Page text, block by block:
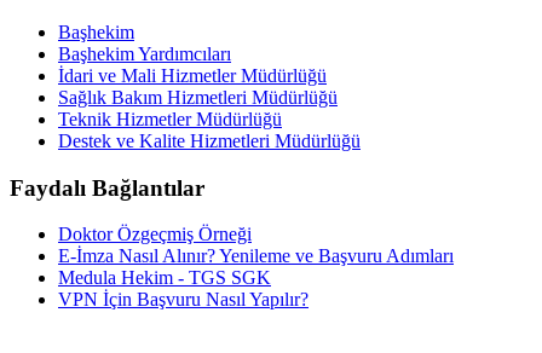
Başhekim
Başhekim Yardımcıları
İdari ve Mali Hizmetler Müdürlüğü
Sağlık Bakım Hizmetleri Müdürlüğü
Teknik Hizmetler Müdürlüğü
Destek ve Kalite Hizmetleri Müdürlüğü
Faydalı Bağlantılar
Doktor Özgeçmiş Örneği
E-İmza Nasıl Alınır? Yenileme ve Başvuru Adımları
Medula Hekim - TGS SGK
VPN İçin Başvuru Nasıl Yapılır?